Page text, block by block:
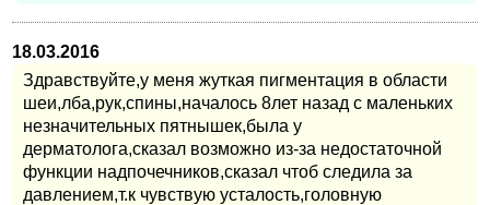
18.03.2016
Здравствуйте,у меня жуткая пигментация в области
шеи,лба,рук,спины,началось 8лет назад с маленьких
незначительных пятнышек,была у
дерматолога,сказал возможно из-за недостаточной
функции надпочечников,сказал чтоб следила за
давлением,т.к чувствую усталость,головную